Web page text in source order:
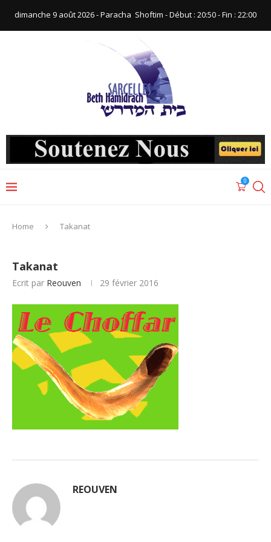
dimanche 9 août 2026 - Paracha ‪ Shoftim‬ - Début : 20:50‬ - Fin : ‪22:00‬
0
Home Takanat
Takanat
Ecrit par Reouven 29 février 2016
REOUVEN